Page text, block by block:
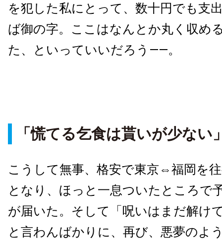
を犯した私にとって、数十円でも支
ば御の字。ここはなんとか丸く収め
た、といっていいだろう——。
「慌てる乞食は貰いが少ない
こうして無事、格安で東京⇔福岡を
となり、ほっと一息ついたところで
が届いた。そして「呪いはまだ解け
と言わんばかりに、再び、悪夢のよ